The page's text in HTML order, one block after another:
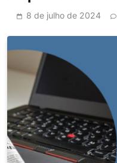
8 de julho de 2024